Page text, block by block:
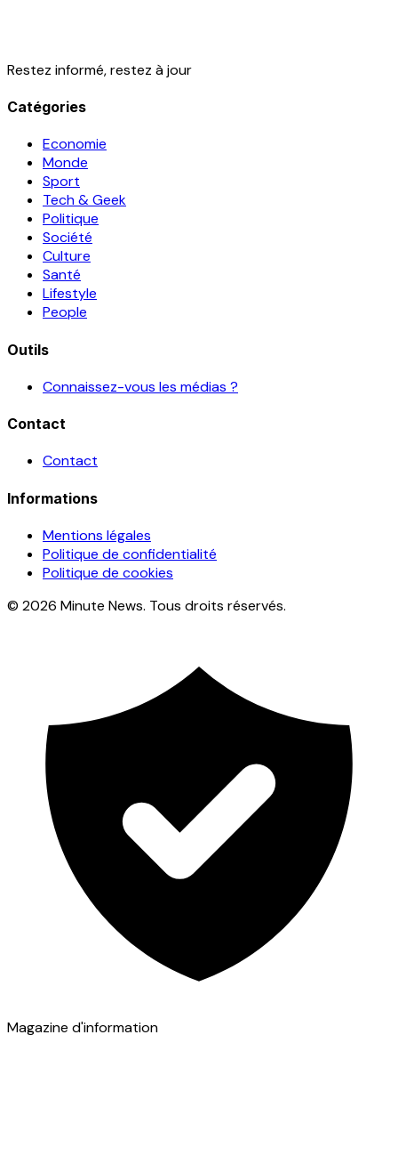
Restez informé, restez à jour
Catégories
Economie
Monde
Sport
Tech & Geek
Politique
Société
Culture
Santé
Lifestyle
People
Outils
Connaissez-vous les médias ?
Contact
Contact
Informations
Mentions légales
Politique de confidentialité
Politique de cookies
© 2026 Minute News. Tous droits réservés.
Magazine d'information